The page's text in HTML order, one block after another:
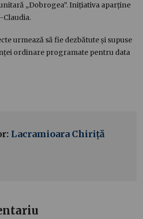
„Dobrogea”. Inițiativa aparține
urmează să fie dezbătute și supuse
ordinare programate pentru data
Lacramioara Chiriță